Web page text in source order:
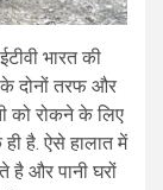
ईटीवी भारत की
के दोनों तरफ और
को रोकने के लिए
है. ऐसे हालात में
है और पानी घरों